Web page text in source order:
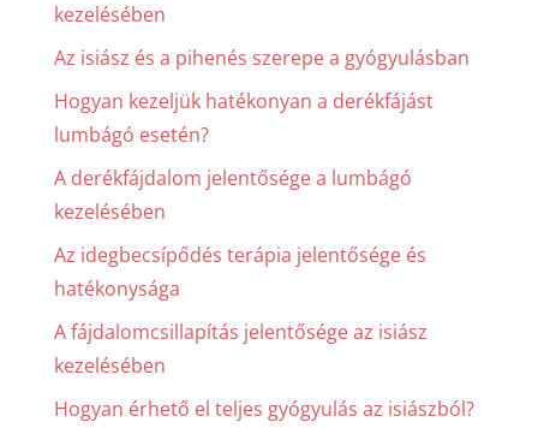
kezelésében
Az isiász és a pihenés szerepe a gyógyulásban
Hogyan kezeljük hatékonyan a derékfájást
lumbágó esetén?
A derékfájdalom jelentősége a lumbágó
kezelésében
Az idegbecsípődés terápia jelentősége és
hatékonysága
A fájdalomcsillapítás jelentősége az isiász
kezelésében
Hogyan érhető el teljes gyógyulás az isiászból?